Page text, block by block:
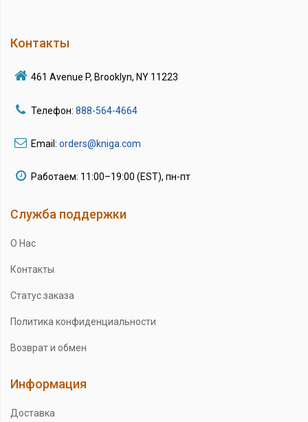
Контакты
461 Avenue P, Brooklyn, NY 11223
Телефон: 888-564-4664
Email: orders@kniga.com
Работаем: 11:00–19:00 (EST), пн-пт
Служба поддержки
О Нас
Контакты
Статус заказа
Политика конфиденциальности
Возврат и обмен
Информация
Доставка